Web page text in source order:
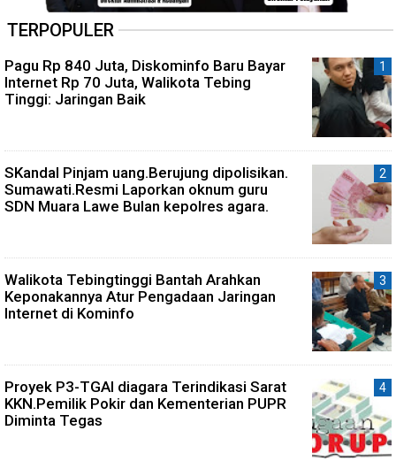
TERPOPULER
Pagu Rp 840 Juta, Diskominfo Baru Bayar
Internet Rp 70 Juta, Walikota Tebing
Tinggi: Jaringan Baik
SKandal Pinjam uang.Berujung dipolisikan.
Sumawati.Resmi Laporkan oknum guru
SDN Muara Lawe Bulan kepolres agara.
Walikota Tebingtinggi Bantah Arahkan
Keponakannya Atur Pengadaan Jaringan
Internet di Kominfo
Proyek P3-TGAI diagara Terindikasi Sarat
KKN.Pemilik Pokir dan Kementerian PUPR
Diminta Tegas